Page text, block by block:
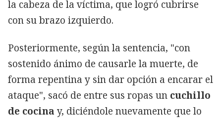
la cabeza de la víctima, que logró cubrirse
con su brazo izquierdo.
Posteriormente, según la sentencia, "con
sostenido ánimo de causarle la muerte, de
forma repentina y sin dar opción a encarar el
ataque", sacó de entre sus ropas un cuchillo
de cocina y, diciéndole nuevamente que lo